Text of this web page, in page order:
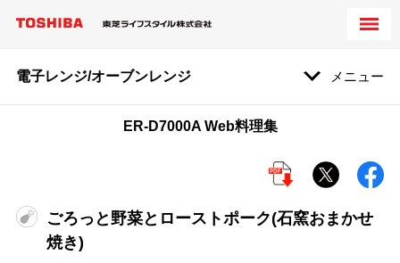
電子レンジ/オーブンレンジ メニュー
ER-D7000A Web料理集
ごろっと野菜とローストポーク(石窯おまかせ
焼き)